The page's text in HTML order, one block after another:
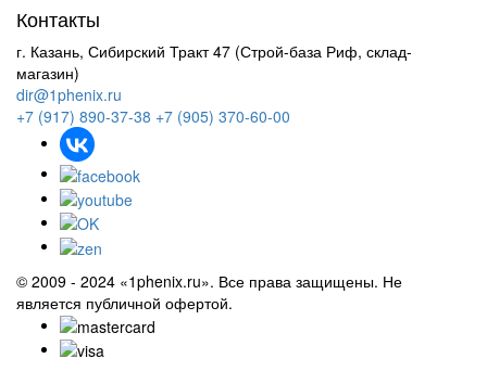
Контакты
г. Казань, Сибирский Тракт 47 (Строй-база Риф, склад-
магазин)
dir@1phenix.ru
+7 (917) 890-37-38 +7 (905) 370-60-00
© 2009 - 2024 «1phenix.ru». Все права защищены. Не
является публичной офертой.